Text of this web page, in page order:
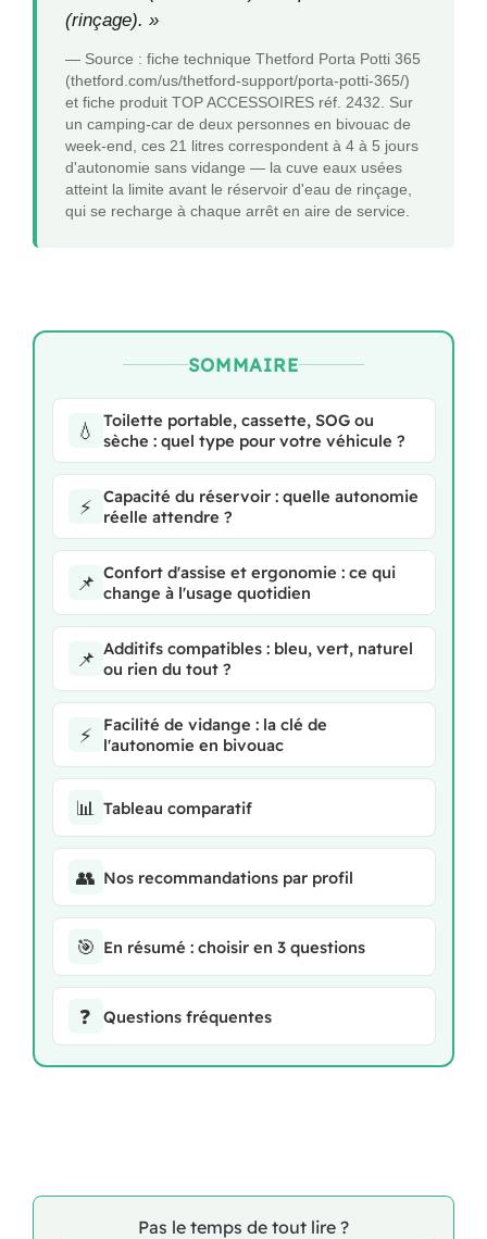
(rinçage). »
— Source : fiche technique Thetford Porta Potti 365
(thetford.com/us/thetford-support/porta-potti-365/)
et fiche produit TOP ACCESSOIRES réf. 2432. Sur
un camping-car de deux personnes en bivouac de
week-end, ces 21 litres correspondent à 4 à 5 jours
d'autonomie sans vidange — la cuve eaux usées
atteint la limite avant le réservoir d'eau de rinçage,
qui se recharge à chaque arrêt en aire de service.
SOMMAIRE
💧
Toilette portable, cassette, SOG ou
sèche : quel type pour votre véhicule ?
⚡ Capacité du réservoir : quelle autonomie
réelle attendre ?
📌 Confort d'assise et ergonomie : ce qui
change à l'usage quotidien
📌 Additifs compatibles : bleu, vert, naturel
ou rien du tout ?
⚡
Facilité de vidange : la clé de
l'autonomie en bivouac
📊 Tableau comparatif
👥 Nos recommandations par profil
🎯 En résumé : choisir en 3 questions
❓ Questions fréquentes
Pas le temps de tout lire ?